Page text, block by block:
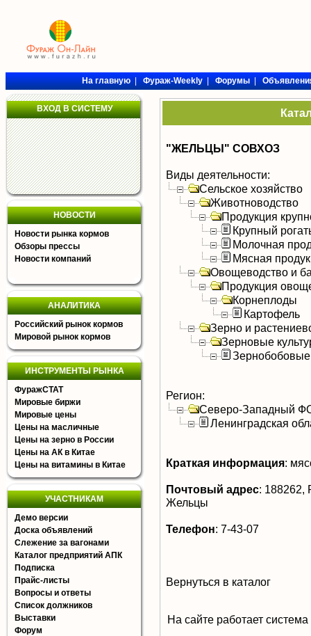
На главную|Фураж-Weekly|Форумы|
ВХОД В СИСТЕМУ
НОВОСТИ
Новости рынка кормов
Обзоры прессы
Новости компаний
АНАЛИТИКА
Российский рынок кормов
Мировой рынок кормов
ИНСТРУМЕНТЫ РЫНКА
ФуражСТАТ
Мировые биржи
Мировые цены
Цены на масличные
Цены на зерно в России
Цены на АК в Китае
Цены на витамины в Китае
УЧАСТНИКАМ
Демо версии
Доска объявлений
Слежение за вагонами
Каталог предприятий АПК
Подписка
Прайс-листы
Вопросы и ответы
Список должников
Выставки
Форум
"ЖЕЛЬЦЫ" СОВХОЗ
Виды деятельности:
Сельское хозяйство
Животноводство
Продукция
Крупный
Молочная
Мясная
Овощеводство и
Продукция
Корнеплоды
Картофель
Зерно и
Зерновые
Зернобобовые
Регион:
Северо-Западный
Ленинградская
Краткая информация:
Почтовый адрес: 188262,
Жельцы
Телефон: 7-43-07
Вернуться в каталог
На сайте работает